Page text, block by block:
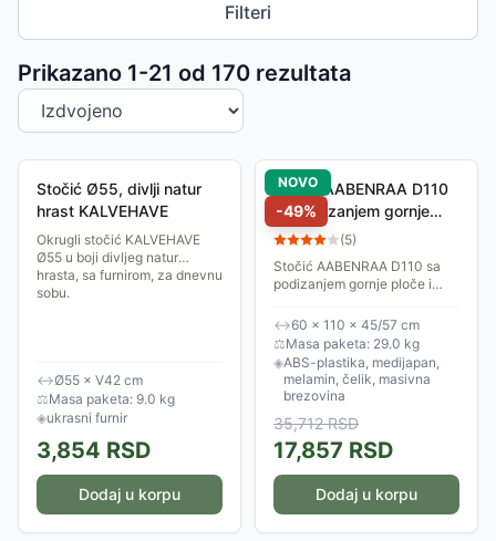
Filteri
Prikazano 1-21 od 170 rezultata
Sortiranje proizvoda
Stočić Ø55, divlji natur
hrast KALVEHAVE
Okrugli stočić KALVEHAVE
Ø55 u boji divljeg natur
hrasta, sa furnirom, za dnevnu
sobu.
↔Ø55 × V42 cm
⚖Masa paketa: 9.0 kg
◈ukrasni furnir
3,854 RSD
Dodaj u korpu
NOVO
-49%
Stočić AABENRAA D110
sa podizanjem gornje
ploče, hrast/crna
(5)
Stočić AABENRAA D110 sa
podizanjem gornje ploče i
hrast/crna
↔60 × 110 × 45/57 cm
⚖Masa paketa: 29.0 kg
◈ABS-plastika, medijapan,
melamin, čelik, masivna
brezovina
35,712RSD
17,857 RSD
Dodaj u korpu